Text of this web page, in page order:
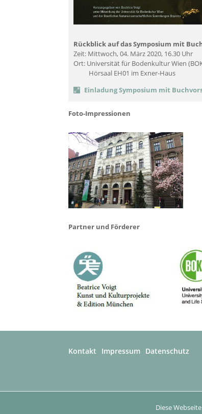
Rückblick auf das Symposium mit
Zeit: Mittwoch, 04. März 2020, 16.30 Uhr
Ort: Universität für Bodenkultur Wien
Hörsaal EH01 im Exner-Haus
Einladung Symposium mit
Foto-Impressionen
Partner und Förderer
Kontakt Impressum Datenschutz
Diese